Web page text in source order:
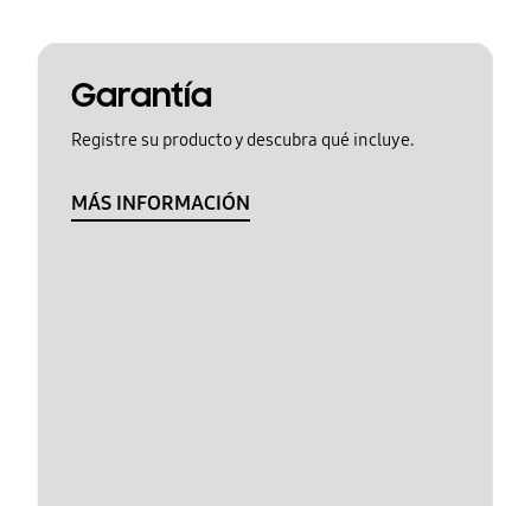
Garantía
Registre su producto y descubra qué incluye.
MÁS INFORMACIÓN